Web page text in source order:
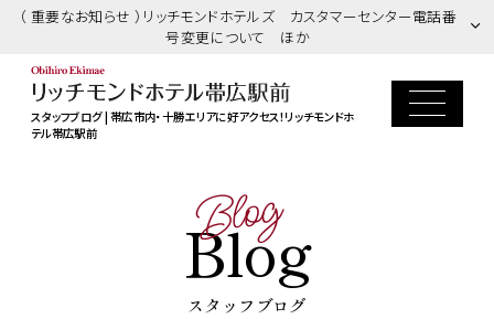
（ 重要なお知らせ ）リッチモンドホテルズ カスタマーセンター電話番
号変更について ほか
スタッフブログ | 帯広市内・十勝エリアに好アクセス！リッチモンドホ
テル帯広駅前
Blog
Blog
スタッフブログ